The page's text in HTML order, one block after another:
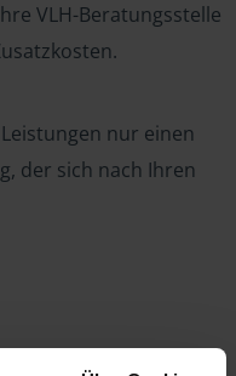
VLH-Beratungsstelle
nur einen
der sich nach Ihren